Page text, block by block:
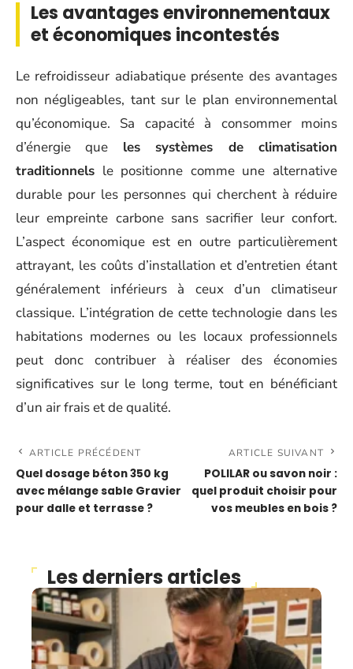
Les avantages environnementaux
et économiques incontestés
Le refroidisseur adiabatique présente des avantages
non négligeables, tant sur le plan environnemental
qu’économique. Sa capacité à consommer moins
d’énergie que les systèmes de climatisation
traditionnels le positionne comme une alternative
durable pour les personnes qui cherchent à réduire
leur empreinte carbone sans sacrifier leur confort.
L’aspect économique est en outre particulièrement
attrayant, les coûts d’installation et d’entretien étant
généralement inférieurs à ceux d’un climatiseur
classique. L’intégration de cette technologie dans les
habitations modernes ou les locaux professionnels
peut donc contribuer à réaliser des économies
significatives sur le long terme, tout en bénéficiant
d’un air frais et de qualité.
ARTICLE PRÉCÉDENT
Quel dosage béton 350 kg
avec mélange sable Gravier
pour dalle et terrasse ?
ARTICLE SUIVANT
POLILAR ou savon noir :
quel produit choisir pour
vos meubles en bois ?
Les derniers articles